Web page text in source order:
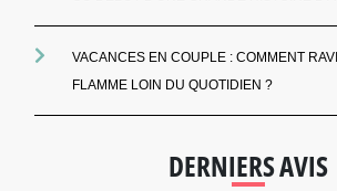
VACANCES EN COUPLE : COMMENT
FLAMME LOIN DU QUOTIDIEN ?
DERNIERS AVIS